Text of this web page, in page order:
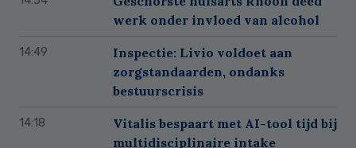
werk onder invloed van alcohol
14:49
Inspectie: Livio voldoet aan
zorgstandaarden, ondanks
bestuurscrisis
14:18
Vitalis bespaart met AI-tool tijd bij
multidisciplinaire intake